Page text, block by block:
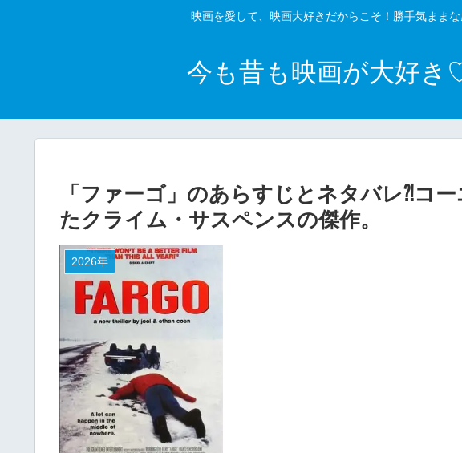
映画を愛して、映画大好きだからこそ！勝手気ま
今も昔も映画が大好き
「ファーゴ」のあらすじとネタバレ⁈コ
たクライム・サスペンスの傑作。
2026年